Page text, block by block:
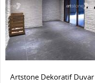
Artstone Dekoratif